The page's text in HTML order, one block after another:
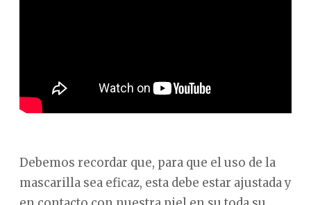
Debemos recordar que, para que el uso de la
mascarilla sea eficaz, esta debe estar ajustada y